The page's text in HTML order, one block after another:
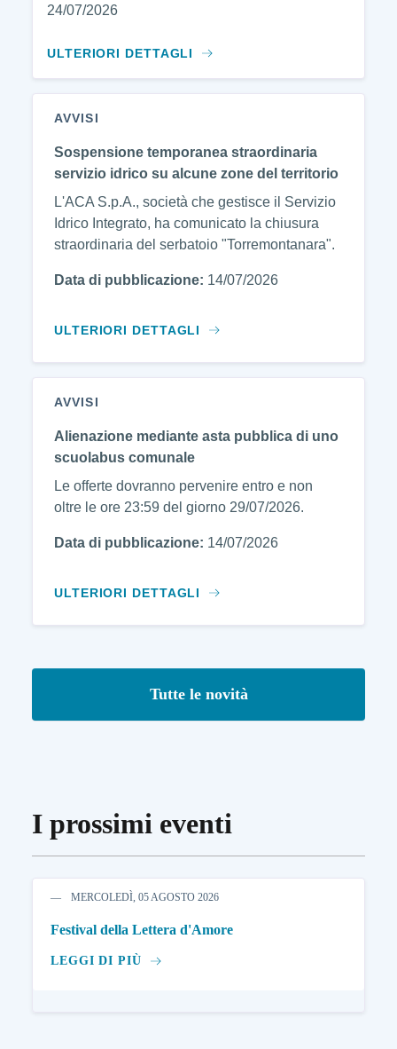
24/07/2026
ULTERIORI DETTAGLI
AVVISI
Sospensione temporanea straordinaria
servizio idrico su alcune zone del territorio
L'ACA S.p.A., società che gestisce il Servizio
Idrico Integrato, ha comunicato la chiusura
straordinaria del serbatoio "Torremontanara".
Data di pubblicazione: 14/07/2026
ULTERIORI DETTAGLI
AVVISI
Alienazione mediante asta pubblica di uno
scuolabus comunale
Le offerte dovranno pervenire entro e non
oltre le ore 23:59 del giorno 29/07/2026.
Data di pubblicazione: 14/07/2026
ULTERIORI DETTAGLI
Tutte le novità
I prossimi eventi
MERCOLEDÌ, 05 AGOSTO 2026
Festival della Lettera d'Amore
LEGGI DI PIÙ